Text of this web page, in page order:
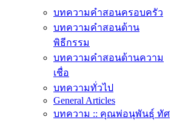
บทความคำสอนครอบครัว
บทความคำสอนด้าน
พิธีกรรม
บทความคำสอนด้านความ
เชื่อ
บทความทั่วไป
General Articles
บทความ :: คุณพ่อนุพันธุ์ ทัศ